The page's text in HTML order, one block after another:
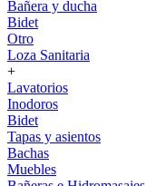
Bañera y ducha
Bidet
Otro
Loza Sanitaria
+
Lavatorios
Inodoros
Bidet
Tapas y asientos
Bachas
Muebles